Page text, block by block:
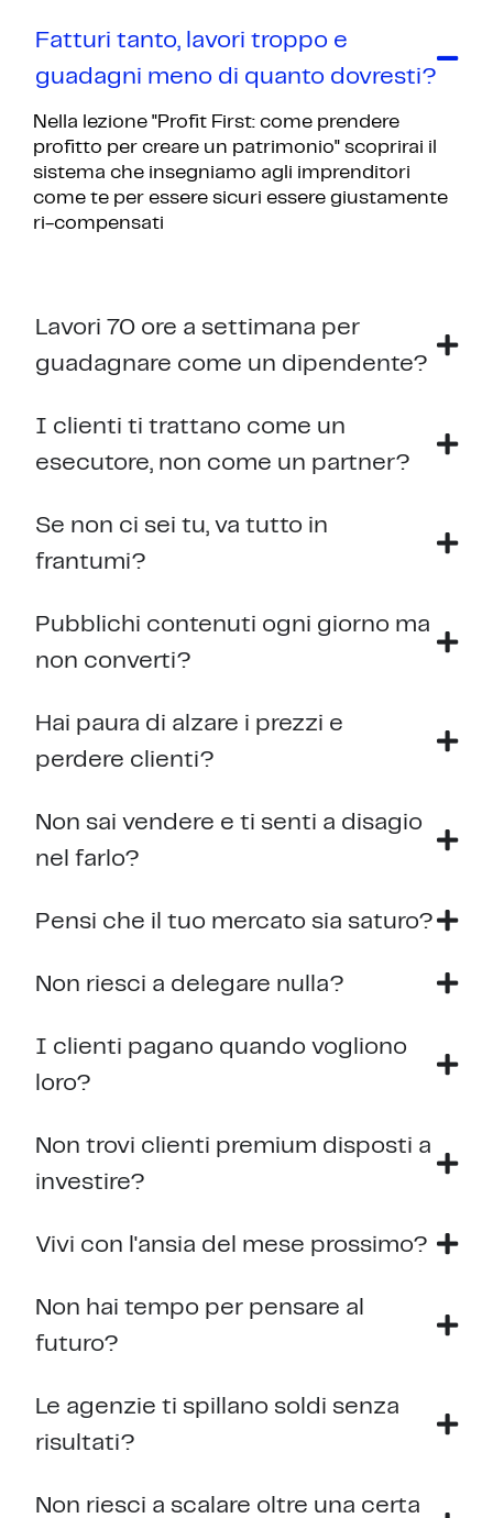
Fatturi tanto, lavori troppo e
guadagni meno di quanto dovresti?
Nella lezione "Profit First: come prendere
profitto per creare un patrimonio" scoprirai il
sistema che insegniamo agli imprenditori
come te per essere sicuri essere giustamente
ri-compensati
Lavori 70 ore a settimana per
guadagnare come un dipendente?
I clienti ti trattano come un
esecutore, non come un partner?
Se non ci sei tu, va tutto in
frantumi?
Pubblichi contenuti ogni giorno ma
non converti?
Hai paura di alzare i prezzi e
perdere clienti?
Non sai vendere e ti senti a disagio
nel farlo?
Pensi che il tuo mercato sia saturo?
Non riesci a delegare nulla?
I clienti pagano quando vogliono
loro?
Non trovi clienti premium disposti a
investire?
Vivi con l'ansia del mese prossimo?
Non hai tempo per pensare al
futuro?
Le agenzie ti spillano soldi senza
risultati?
Non riesci a scalare oltre una certa